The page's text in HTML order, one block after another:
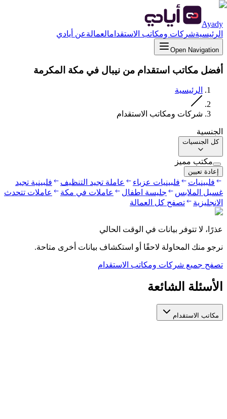
Ayady
الرئيسيةشركات ومكاتب الاستقدامالعمالةعن أيادي
Open Navigation
أفضل مكاتب استقدام من نيبال في مكة المكرمة
الرئيسية
شركات ومكاتب الاستقدام
الجنسية
كل الجنسيات
مكتب مميز
إعادة تعيين
فلبينيات فلبينيات عزباء عاملة تجيد التنظيف
فلبينية تجيد
غسيل الملابس
جليسة اطفال عاملات في مكة
عاملات تتحدث
الانجليزية
تصفح كل العمالة
عذرًا، لا تتوفر بيانات في الوقت الحالي
نرجو منك المحاولة لاحقًا أو استكشاف بيانات أخرى متاحة.
تصفح جميع شركات ومكاتب الاستقدام
الأسئلة الشائعة
مكاتب الاستقدام